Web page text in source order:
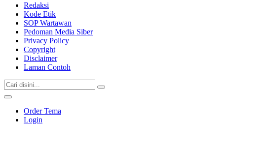
Redaksi
Kode Etik
SOP Wartawan
Pedoman Media Siber
Privacy Policy
Copyright
Disclaimer
Laman Contoh
Order Tema
Login